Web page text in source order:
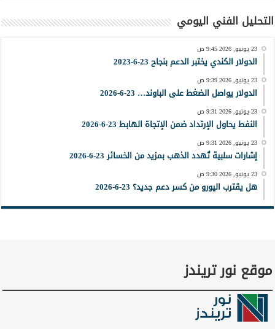
التحليل الفني اليومي
23 يونيو, 2026 9:45 ص
الدولار الكندي يختبر الدعم بنجاح 23-6-2023
23 يونيو, 2026 9:39 ص
الدولار يواصل الضغط على الباوند… 23-6-2026
23 يونيو, 2026 9:31 ص
النفط يحاول الإرتداد ضمن الإتجاة الهابط 23-6-2026
23 يونيو, 2026 9:31 ص
إشارات سلبية تُهدد الذهب بمزيد من الخسائر 23-6-2026
23 يونيو, 2026 9:30 ص
هل يقترب اليورو من كسر دعم جديد؟ 23-6-2026
موقع نور تريندز